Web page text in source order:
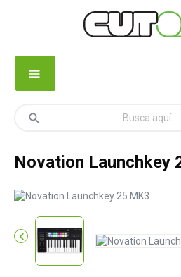
menu
search
Novation Launchkey
